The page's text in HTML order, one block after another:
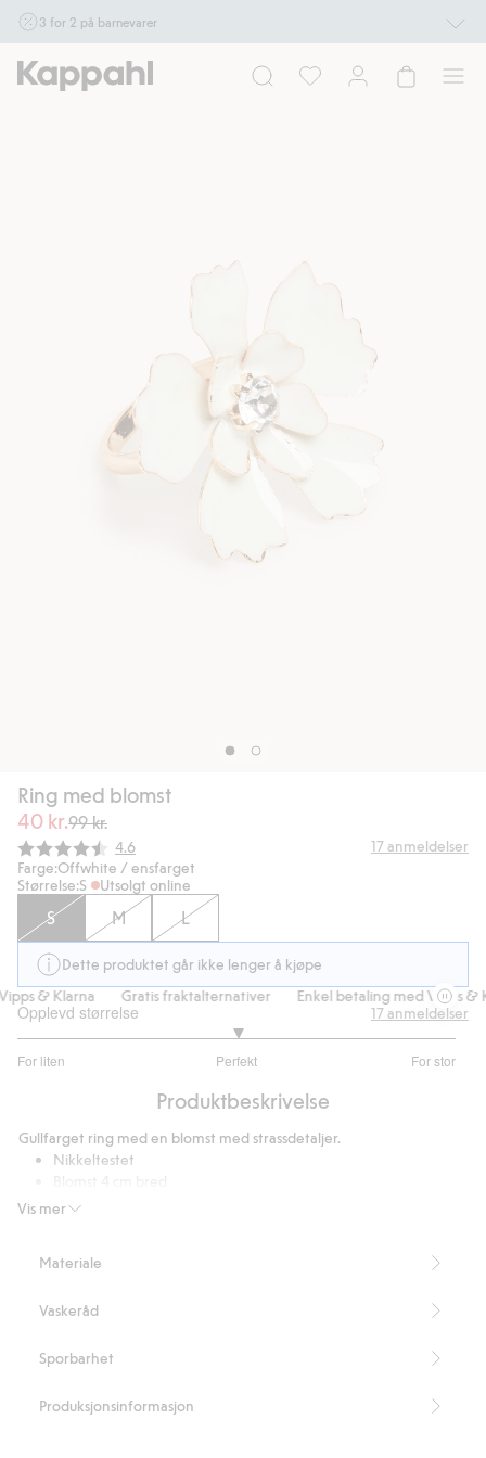
3 for 2 på barnevarer
17/8 i butikk & online for deg som er eller blir medlem. Kan ikke kombineres med
andre tilbud eller rabatter.
Ring med blomst
40 kr.99 kr.
Gjennomsnittskarakter:
4.6 17anmeldelser
Farge:Offwhite / ensfarget
Størrelse:S Utsolgt online
S M L
Dette produktet går ikke lenger å kjøpe
& Klarna
Gratis fraktalternativer Enkel betaling med Vipps &
Opplevd størrelse
For liten Perfekt For stor
av
11
stemmer
17anmeldelser
Produktbeskrivelse
Vis mer
Gullfarget ring med en blomst med strassdetaljer.
Nikkeltestet
Inneholder 100 % resirkulert metall.
Materiale
Vaskeråd
Sporbarhet
Produksjonsinformasjon